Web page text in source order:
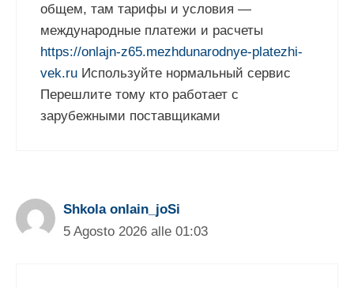
общем, там тарифы и условия —
международные платежи и расчеты
https://onlajn-z65.mezhdunarodnye-platezhi-
vek.ru Используйте нормальный сервис
Перешлите тому кто работает с
зарубежными поставщиками
Shkola onlain_joSi
5 Agosto 2026 alle 01:03